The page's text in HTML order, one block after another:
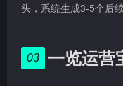
头，系统生成3-5个后
03 一览运营